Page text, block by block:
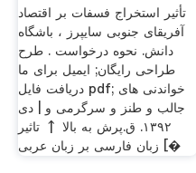
تأثیر استخراج فسفات بر اقتصاد
آفریقای جنوبی سایپرز ، باشگاه
دانش. نحوه درخواست . طرح
طراحی رایگان; ایمیل برای ما
دریافت فایل pdf; خواندنی های
جالب و طنز و سرگرمی و | دی
۱۳۹۲. ق.پرش به بالا ↑ تاثیر
زبان فارسی بر زبان عربی [�